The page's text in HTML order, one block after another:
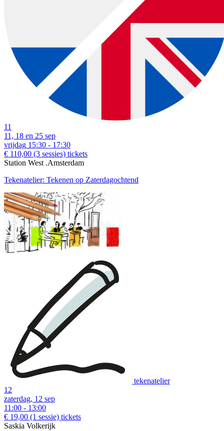
11
11, 18 en 25 sep
vrijdag 15:30 - 17:30
€ 110,00 (3 sessies) tickets
Station West .Amsterdam
Tekenatelier: Tekenen op Zaterdagochtend
tekenatelier
12
zaterdag, 12 sep
11:00 - 13:00
€ 19,00 (1 sessie) tickets
Saskia Volkerijk